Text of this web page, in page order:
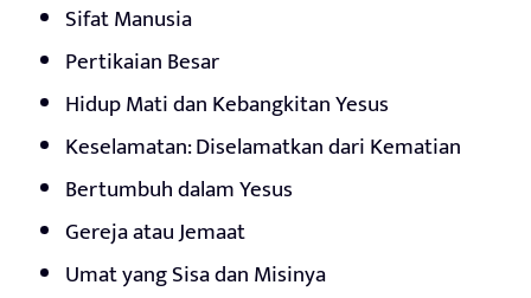
Sifat Manusia
Pertikaian Besar
Hidup Mati dan Kebangkitan Yesus
Keselamatan: Diselamatkan dari Kematian
Bertumbuh dalam Yesus
Gereja atau Jemaat
Umat yang Sisa dan Misinya